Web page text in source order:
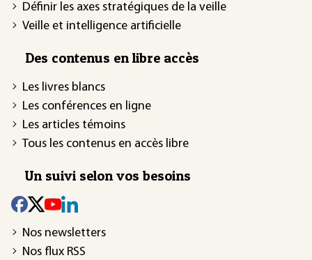
Définir les axes stratégiques de la veille
Veille et intelligence artificielle
Des contenus en libre accès
Les livres blancs
Les conférences en ligne
Les articles témoins
Tous les contenus en accès libre
Un suivi selon vos besoins
Nos newsletters
Nos flux RSS